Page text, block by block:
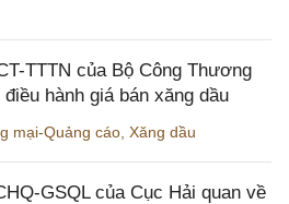
TTTN của Bộ Công Thương
hành giá bán xăng dầu
mại-Quảng cáo Xăng dầu
GSQL của Cục Hải quan về